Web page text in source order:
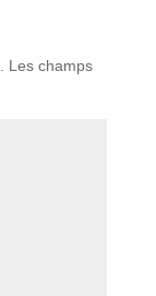
Les champs